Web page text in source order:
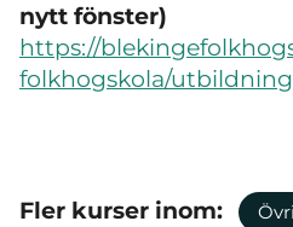
nytt fönster)
https://
folkhogskola/
Fler kurser inom: